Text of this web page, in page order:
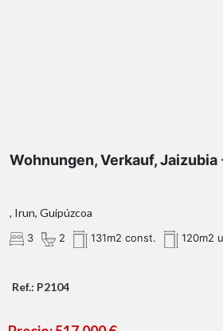
Wohnungen, Verkauf, Jaizubia
, Irun, Guipúzcoa
3 2 131m2 const. 120m2
Ref.: P2104